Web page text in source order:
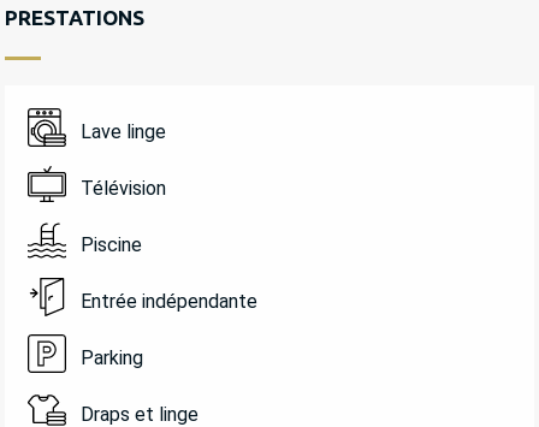
PRESTATIONS
Lave linge
Télévision
Piscine
Entrée indépendante
Parking
Draps et linge